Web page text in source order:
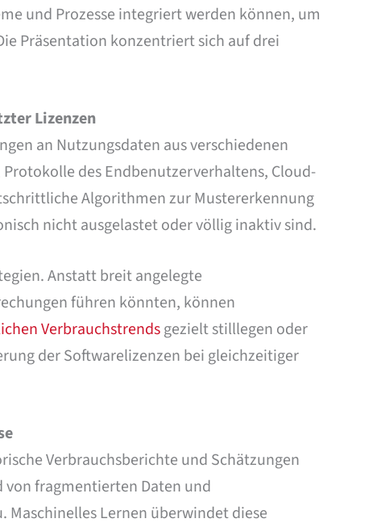
und Prozesse integriert werden können, um
Präsentation konzentriert sich auf drei
Lizenzen
an Nutzungsdaten aus verschiedenen
des Endbenutzerverhaltens, Cloud-
Algorithmen zur Mustererkennung
nicht ausgelastet oder völlig inaktiv sind.
Anstatt breit angelegte
führen könnten, können
Verbrauchstrendsgezielt stilllegen oder
der Softwarelizenzen bei gleichzeitiger
Verbrauchsberichte und Schätzungen
von fragmentierten Daten und
Lernen überwindet diese